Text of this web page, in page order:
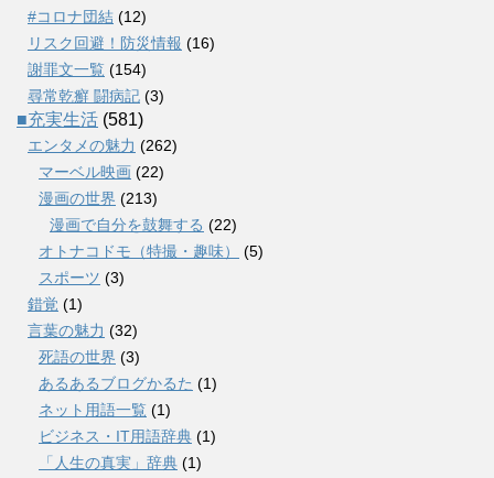
#コロナ団結 (12)
リスク回避！防災情報 (16)
謝罪文一覧 (154)
尋常乾癬 闘病記 (3)
■充実生活 (581)
エンタメの魅力 (262)
マーベル映画 (22)
漫画の世界 (213)
漫画で自分を鼓舞する (22)
オトナコドモ（特撮・趣味）
(5)
スポーツ (3)
錯覚 (1)
言葉の魅力 (32)
死語の世界 (3)
あるあるブログかるた (1)
ネット用語一覧 (1)
ビジネス・IT用語辞典 (1)
「人生の真実」辞典 (1)